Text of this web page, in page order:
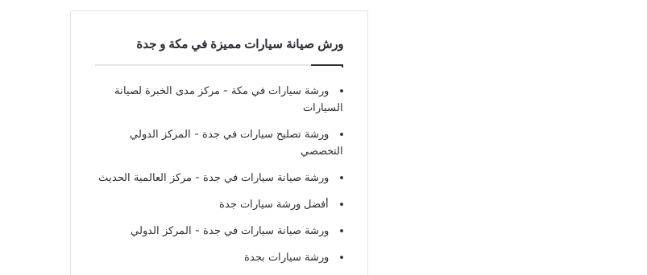
ورش صيانة سيارات مميزة في مكة و جدة
ورشة سيارات في مكة - مركز مدى الخبرة لصيانة
السيارات
ورشة تصليح سيارات في جدة - المركز الدولي
التخصصي
ورشة صيانة سيارات في جدة - مركز العالمية الحديث
أفضل ورشة سيارات جدة
ورشة صيانة سيارات في جدة - المركز الدولي
ورشة سيارات بجدة